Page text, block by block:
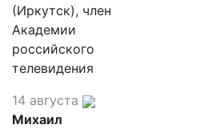
(Иркутск), член
Академии
российского
телевидения
14 августа
Михаил